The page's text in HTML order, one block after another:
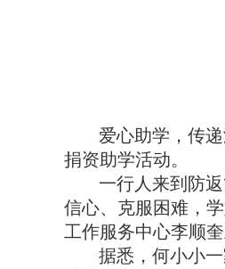
爱心助学，传递
捐资助学活动。
一行人来到防
信心、克服困难，
工作服务中心李顺
据悉， 何小小